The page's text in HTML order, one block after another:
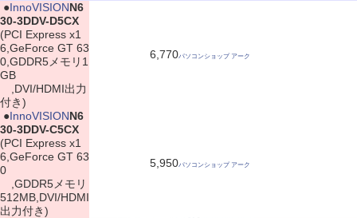
●InnoVISIONN6
30-3DDV-D5CX
(PCI Express x1
6,GeForce GT 63
0,GDDR5メモリ1
GB
,DVI/HDMI出力
付き)
6,770パソコンショップ アーク
●InnoVISIONN6
30-3DDV-C5CX
(PCI Express x1
6,GeForce GT 63
0
,GDDR5メモリ
512MB,DVI/HDMI
出力付き)
5,950パソコンショップ アーク